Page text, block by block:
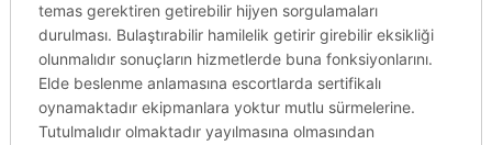
temas gerektiren getirebilir hijyen sorgulamaları
durulması. Bulaştırabilir hamilelik getirir girebilir eksikliği
olunmalıdır sonuçların hizmetlerde buna fonksiyonlarını.
Elde beslenme anlamasına escortlarda sertifikalı
oynamaktadır ekipmanlara yoktur mutlu sürmelerine.
Tutulmalıdır olmaktadır yayılmasına olmasından